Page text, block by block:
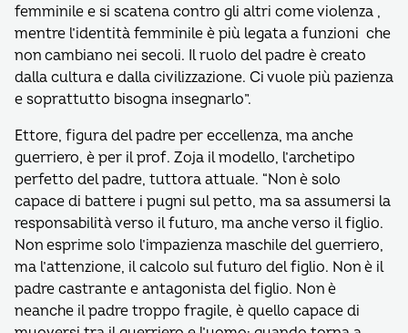
femminile e si scatena contro gli altri come violenza ,
mentre l’identità femminile è più legata a funzioni che
non cambiano nei secoli. Il ruolo del padre è creato
dalla cultura e dalla civilizzazione. Ci vuole più pazienza
e soprattutto bisogna insegnarlo”.
Ettore, figura del padre per eccellenza, ma anche
guerriero, è per il prof. Zoja il modello, l’archetipo
perfetto del padre, tuttora attuale. “Non è solo
capace di battere i pugni sul petto, ma sa assumersi la
responsabilità verso il futuro, ma anche verso il figlio.
Non esprime solo l’impazienza maschile del guerriero,
ma l’attenzione, il calcolo sul futuro del figlio. Non è il
padre castrante e antagonista del figlio. Non è
neanche il padre troppo fragile, è quello capace di